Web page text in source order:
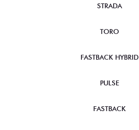
STRADA
TORO
FASTBACK HYBRID
PULSE
FASTBACK